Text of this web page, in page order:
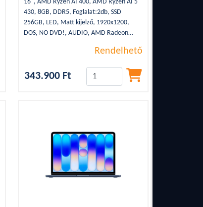
16", AMD Ryzen AI 400, AMD Ryzen AI 5
430, 8GB, DDR5, Foglalat:2db, SSD
256GB, LED, Matt kijelző, 1920x1200,
DOS, NO DVD!, AUDIO, AMD Radeon
3.2, 2xUSB Type-C, 1,41Kg, WEBCAM,
Rendelhető
343.900 Ft